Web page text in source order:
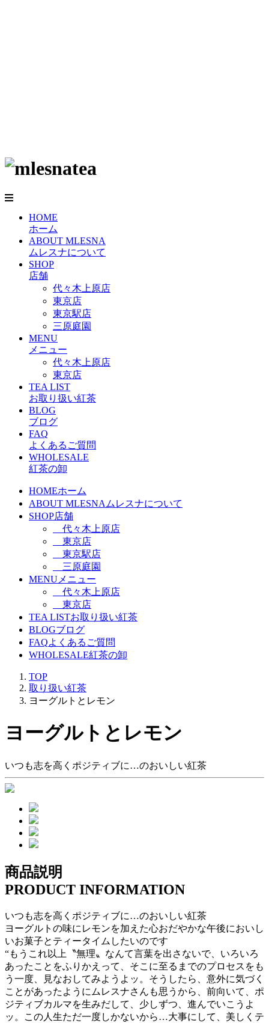
HOME
ホーム
ABOUT MLESNA
ムレスナについて
SHOP
店舗
代々木上原店
東京店
東京駅店
三原庭園
MENU
メニュー
代々木上原店
東京店
TEA LIST
お取り扱い紅茶
BLOG
ブログ
FAQ
よくあるご質問
WHOLESALE
紅茶の卸
HOMEホーム
ABOUT MLESNA ムレスナについて
SHOP店舗
代々木上原店
東京店
東京駅店
三原庭園
MENU メニュー
代々木上原店
東京店
TEA LISTお取り扱い紅茶
BLOGブログ
FAQよくあるご質問
WHOLESALE紅茶の卸
TOP
取り扱い紅茶
ヨーグルトとレモン
ヨーグルトとレモン
いつも志を高くポジティブに…のおいしい紅茶
商品説明
PRODUCT INFORMATION
いつも志を高くポジティブに…のおいしい紅茶
ヨーグルトの味にレモンを加えた心おだやかな午後においし
いお菓子とティータイムしたいのです
“もうこれ以上〝無理〟なんて言葉を出さないで、いろいろ
あったことをふりかえって、そこに至るまでのプロセスをも
う一度、見なおしてみようよッ。そうしたら、意外に気づく
ことがあったようにムレスナさんも思うから、前向いて、ポ
ジティブカルマを生みだして、少しずつ、進んでいこうよ
ッ。この人生ただ一度しかないから…大事にして、美しくテ